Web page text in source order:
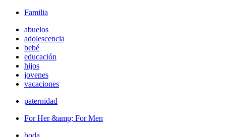
Familia
abuelos
adolescencia
bebé
educación
hijos
jovenes
vacaciones
paternidad
For Her &amp; For Men
boda